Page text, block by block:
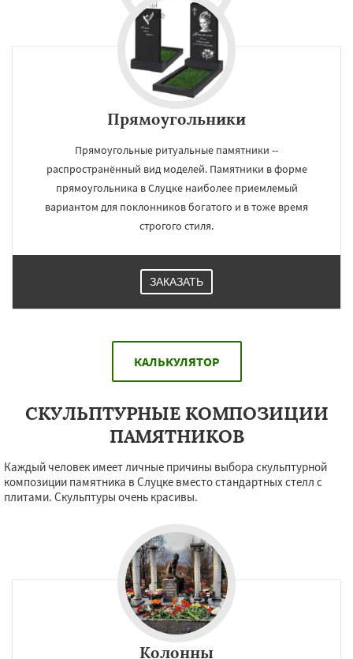
Прямоугольники
Прямоугольные ритуальные памятники --
распространённый вид моделей. Памятники в форме
прямоугольника в Слуцке наиболее приемлемый
вариантом для поклонников богатого и в тоже время
строгого стиля.
ЗАКАЗАТЬ
КАЛЬКУЛЯТОР
СКУЛЬПТУРНЫЕ КОМПОЗИЦИИ
ПАМЯТНИКОВ
Каждый человек имеет личные причины выбора скульптурной
композиции памятника в Слуцке вместо стандартных стелл с
плитами. Скульптуры очень красивы.
Колонны